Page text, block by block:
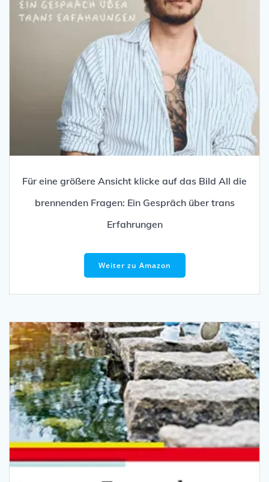
Für eine größere Ansicht klicke auf das Bild All die
brennenden Fragen: Ein Gespräch über trans
Erfahrungen
Weiter zu Amazon